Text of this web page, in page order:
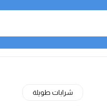
شرابات طويلة